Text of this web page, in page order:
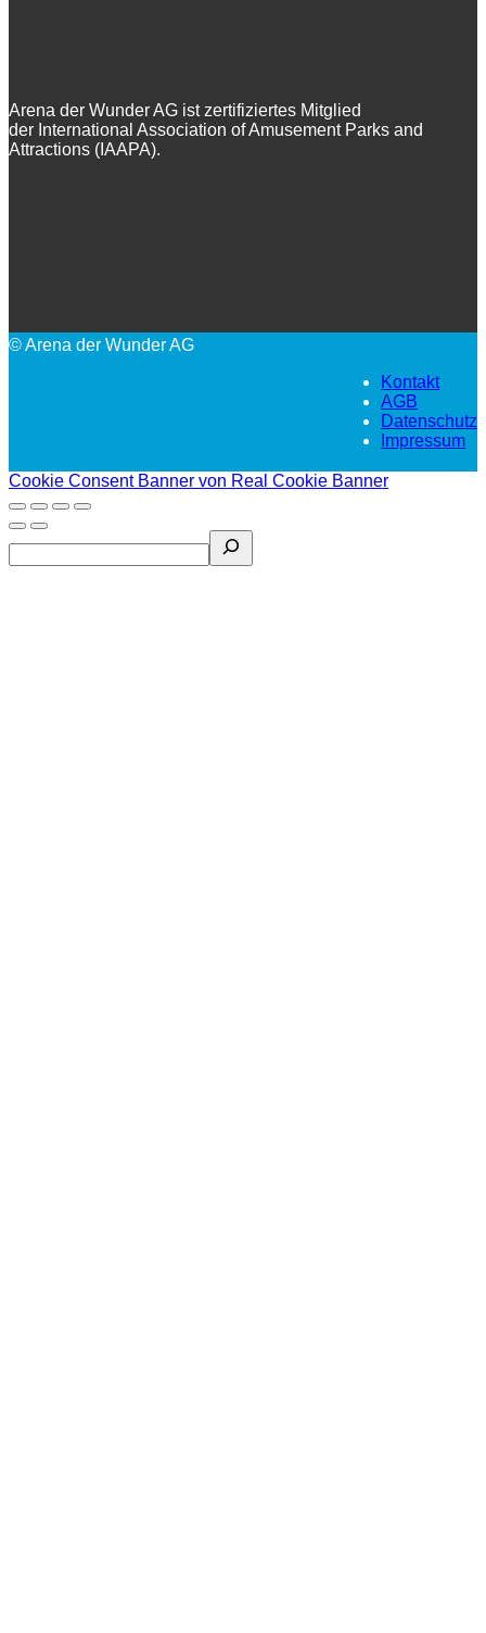
Arena der Wunder AG ist zertifiziertes Mitglied
der International Association of Amusement Parks and
Attractions (IAAPA).
© Arena der Wunder AG
Kontakt
AGB
Datenschutz
Impressum
Cookie Consent Banner von Real Cookie Banner